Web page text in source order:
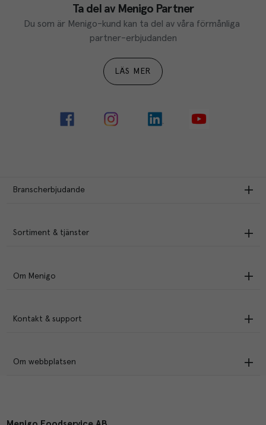
Ta del av Menigo Partner
Du som är Menigo-kund kan ta del av våra förmånliga
partner-erbjudanden
LÄS MER
Branscherbjudande
Sortiment & tjänster
Om Menigo
Kontakt & support
Om webbplatsen